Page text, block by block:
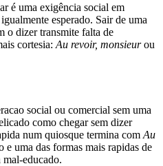
é uma exigência social em
esperado. Sair de uma
o dizer transmite falta de
cortesia: Au revoir, monsieurou
social ou comercial sem uma
como chegar sem dizer
num quiosque termina com Au
e uma das formas mais rapidas de
educado.